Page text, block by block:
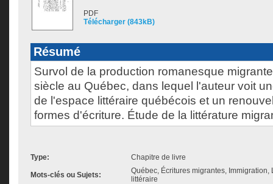
PDF
Télécharger (843kB)
Résumé
Survol de la production romanesque
siècle au Québec, dans lequel l'auteur voit
de l'espace littéraire québécois et un
formes d'écriture. Étude de la littérature
Type: Chapitre de livre
Mots-clés ou Sujets:
Québec, Écritures migrantes, Immigration,
littéraire